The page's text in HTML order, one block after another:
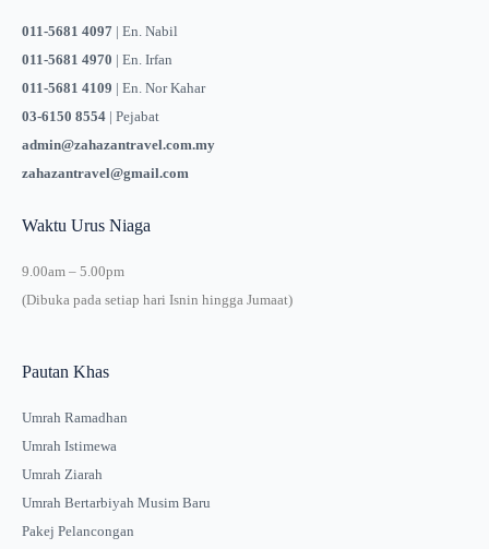
011-5681 4097 | En. Nabil
011-5681 4970 | En. Irfan
011-5681 4109 | En. Nor Kahar
03-6150 8554 | Pejabat
admin@zahazantravel.com.my
zahazantravel@gmail.com
Waktu Urus Niaga
9.00am – 5.00pm
(Dibuka pada setiap hari Isnin hingga Jumaat)
Pautan Khas
Umrah Ramadhan
Umrah Istimewa
Umrah Ziarah
Umrah Bertarbiyah Musim Baru
Pakej Pelancongan